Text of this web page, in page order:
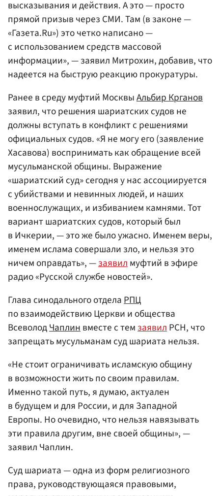
высказывания и действия. А это — просто
прямой призыв через СМИ. Там (в законе —
«Газета.Ru») это четко написано —
с использованием средств массовой
информации», — заявил Митрохин, добавив, что
надеется на быструю реакцию прокуратуры.
Ранее в среду муфтий МосквыАльбир Крганов
заявил, что решения шариатских судов не
должны вступать в конфликт с решениями
официальных судов. «Я не могу его (заявление
Хасавова) воспринимать как обращение всей
мусульманской общины. Выражение
«шариатский суд» сегодня у нас ассоциируется
с убийствами и невинных людей, и наших
военнослужащих, и избиванием камнями. Тот
вариант шариатских судов, который был
в Ичкерии, — это же было ужасно. Именем веры,
именем ислама совершали зло, и нельзя это
ничем оправдать», —заявилмуфтий в эфире
радио «Русской службе новостей».
Глава синодального отделаРПЦ
по взаимодействию Церкви и общества
ВсеволодЧаплинвместе с темзаявилРСН, что
запрещать мусульманам суд шариата нельзя.
«Не стоит ограничивать исламскую общину
в возможности жить по своим правилам.
Именно такой путь, я думаю, актуален
в будущем и для России, и для Западной
Европы. Но очевидно, что нельзя навязывать
эти правила другим, вне своей общины», —
заявил Чаплин.
Суд шариата — одна из форм религиозного
права, руководствующаяся правовыми,